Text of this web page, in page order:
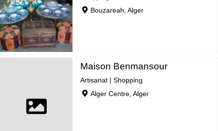
Bouzareah, Alger
Maison Benmansour
Artisanat |Shopping
Alger Centre, Alger